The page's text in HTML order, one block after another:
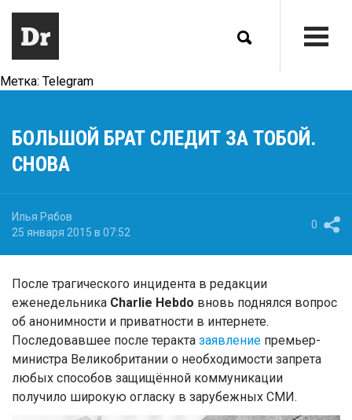
Метка: Telegram
БОЛЬШОЙ БРАТ СЛЕДИТ ЗА ТОБОЙ.
СНОВА
Илья Рябов
25 января 2015 в 07:52
0
После трагического инцидента в редакции
еженедельника Charlie Hebdo вновь поднялся вопрос
об анонимности и приватности в интернете.
Последовавшее после теракта заявление премьер-
министра Великобритании о необходимости запрета
любых способов защищённой коммуникации
получило широкую огласку в зарубежных СМИ.